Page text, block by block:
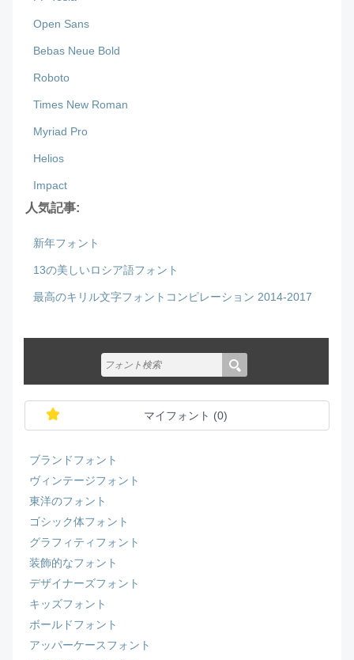
Open Sans
Bebas Neue Bold
Roboto
Times New Roman
Myriad Pro
Helios
Impact
人気記事:
新年フォント
13の美しいロシア語フォント
最高のキリル文字フォントコンピレーション 2014-2017
マイフォント (0)
ブランドフォント
ヴィンテージフォント
東洋のフォント
ゴシック体フォント
グラフィティフォント
装飾的なフォント
デザイナーズフォント
キッズフォント
ボールドフォント
アッパーケースフォント